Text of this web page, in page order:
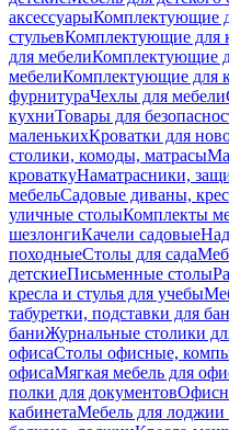
аксессуарыКомплектующие
стульевКомплектующие для
для мебелиКомплектующие
мебелиКомплектующие для
фурнитураЧехлы для мебели
кухниТовары для
маленькихКроватки для
столики, комоды, матрасы
кроваткуНаматрасники,
мебельСадовые диваны,
уличные столыКомплекты
шезлонгиКачели садовые
походныеСтолы для сада
детскиеПисьменные столы
кресла и стулья для учебы
табуретки, подставки для
баниЖурнальные столики
офисаСтолы офисные,
офисаМягкая мебель для
полки для документов
кабинетаМебель для лоджии